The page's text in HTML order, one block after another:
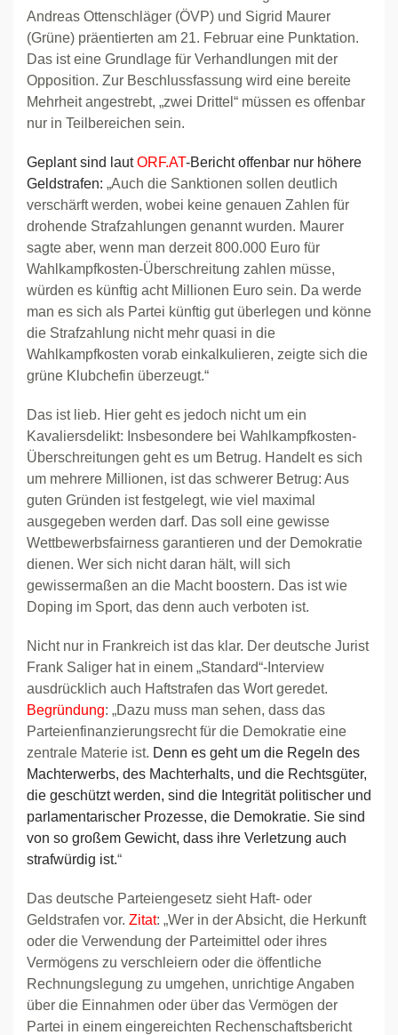
Andreas Ottenschläger (ÖVP) und Sigrid Maurer
(Grüne) präentierten am 21. Februar eine Punktation.
Das ist eine Grundlage für Verhandlungen mit der
Opposition. Zur Beschlussfassung wird eine bereite
Mehrheit angestrebt, „zwei Drittel“ müssen es offenbar
nur in Teilbereichen sein.
Geplant sind lautORF.AT-Bericht offenbar nur höhere
Geldstrafen: „Auch die Sanktionen sollen deutlich
verschärft werden, wobei keine genauen Zahlen für
drohende Strafzahlungen genannt wurden. Maurer
sagte aber, wenn man derzeit 800.000 Euro für
Wahlkampfkosten-Überschreitung zahlen müsse,
würden es künftig acht Millionen Euro sein. Da werde
man es sich als Partei künftig gut überlegen und könne
die Strafzahlung nicht mehr quasi in die
Wahlkampfkosten vorab einkalkulieren, zeigte sich die
grüne Klubchefin überzeugt.“
Das ist lieb. Hier geht es jedoch nicht um ein
Kavaliersdelikt: Insbesondere bei Wahlkampfkosten-
Überschreitungen geht es um Betrug. Handelt es sich
um mehrere Millionen, ist das schwerer Betrug: Aus
guten Gründen ist festgelegt, wie viel maximal
ausgegeben werden darf. Das soll eine gewisse
Wettbewerbsfairness garantieren und der Demokratie
dienen. Wer sich nicht daran hält, will sich
gewissermaßen an die Macht boostern. Das ist wie
Doping im Sport, das denn auch verboten ist.
Nicht nur in Frankreich ist das klar. Der deutsche Jurist
Frank Saliger hat in einem „Standard“-Interview
ausdrücklich auch Haftstrafen das Wort geredet.
Begründung: „Dazu muss man sehen, dass das
Parteienfinanzierungsrecht für die Demokratie eine
zentrale Materie ist. Denn es geht um die Regeln des
Machterwerbs, des Machterhalts, und die Rechtsgüter,
die geschützt werden, sind die Integrität politischer und
parlamentarischer Prozesse, die Demokratie. Sie sind
von so großem Gewicht, dass ihre Verletzung auch
strafwürdig ist.“
Das deutsche Parteiengesetz sieht Haft- oder
Geldstrafen vor. Zitat: „Wer in der Absicht, die Herkunft
oder die Verwendung der Parteimittel oder ihres
Vermögens zu verschleiern oder die öffentliche
Rechnungslegung zu umgehen, unrichtige Angaben
über die Einnahmen oder über das Vermögen der
Partei in einem eingereichten Rechenschaftsbericht